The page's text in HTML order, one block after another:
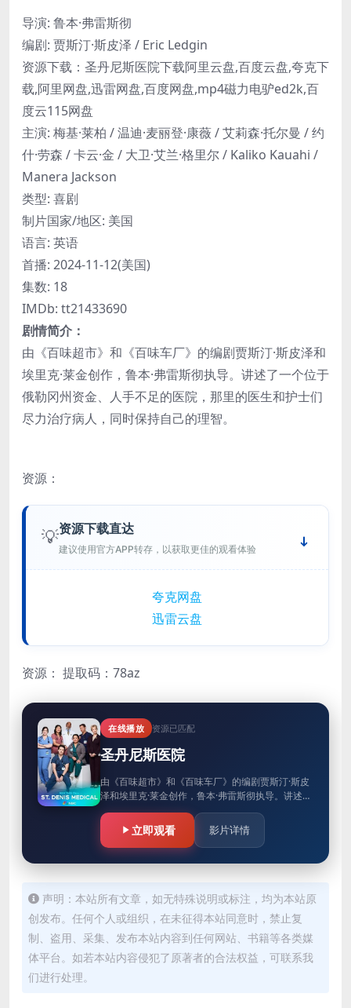
导演: 鲁本·弗雷斯彻
编剧: 贾斯汀·斯皮泽 / Eric Ledgin
资源下载：圣丹尼斯医院下载阿里云盘,百度云盘,夸克下
载,阿里网盘,迅雷网盘,百度网盘,mp4磁力电驴ed2k,百
度云115网盘
主演: 梅基·莱柏 / 温迪·麦丽登·康薇 / 艾莉森·托尔曼 / 约
什·劳森 / 卡云·金 / 大卫·艾兰·格里尔 / Kaliko Kauahi /
Manera Jackson
类型: 喜剧
制片国家/地区: 美国
语言: 英语
首播: 2024-11-12(美国)
集数: 18
IMDb: tt21433690
剧情简介：
由《百味超市》和《百味车厂》的编剧贾斯汀·斯皮泽和
埃里克·莱金创作，鲁本·弗雷斯彻执导。讲述了一个位于
俄勒冈州资金、人手不足的医院，那里的医生和护士们
尽力治疗病人，同时保持自己的理智。
资源：
💡资源下载直达
建议使用官方APP转存，以获取更佳的观看体验
夸克网盘
迅雷云盘
资源： 提取码：78az
在线播放 资源已匹配
圣丹尼斯医院
由《百味超市》和《百味车厂》的编剧贾斯汀·斯皮
泽和埃里克·莱金创作，鲁本·弗雷斯彻执导。讲述了
一个位于俄勒冈州资金、人手不足的医院，那里的
医生和护士们尽力治疗病…
立即观看 影片详情
声明：本站所有文章，如无特殊说明或标注，均为本站原
创发布。任何个人或组织，在未征得本站同意时，禁止复
制、盗用、采集、发布本站内容到任何网站、书籍等各类媒
体平台。如若本站内容侵犯了原著者的合法权益，可联系我
们进行处理。